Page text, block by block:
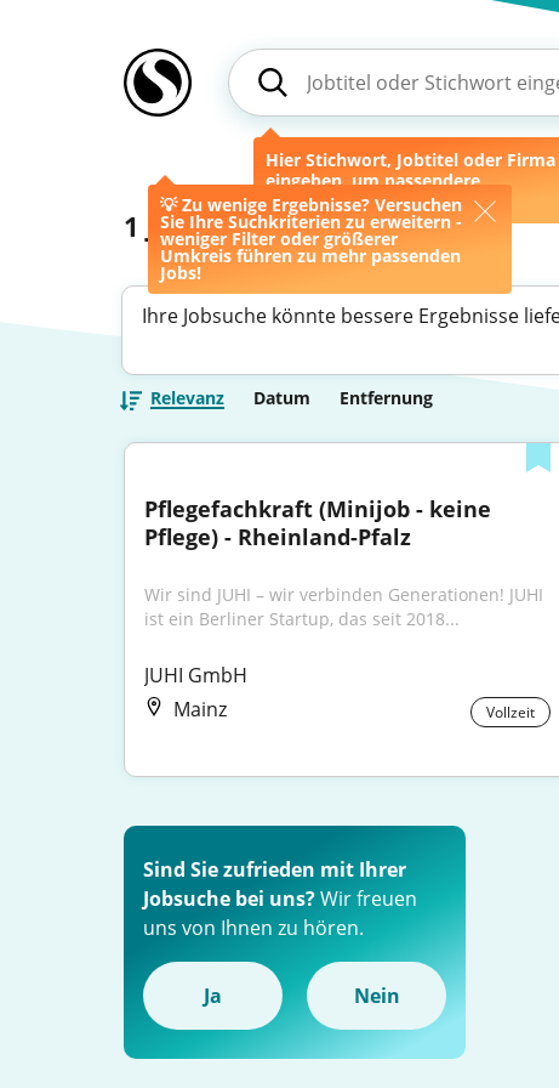
Hier Stichwort, Jobtitel oder Firma
eingeben, um passendere
Ergebnisse zu erhalten.
💡 Zu wenige Ergebnisse? Versuchen
Sie Ihre Suchkriterien zu erweitern -
weniger Filter oder größerer
Umkreis führen zu mehr passenden
Jobs!
1 Jobs
Ihre Jobsuche könnte bessere Ergebnisse
Relevanz Datum Entfernung
Pflegefachkraft (Minijob - keine
Pflege) - Rheinland-Pfalz
Wir sind JUHI – wir verbinden Generationen! JUHI
ist ein Berliner Startup, das seit 2018...
JUHI GmbH
Mainz
Vollzeit
Sind Sie zufrieden mit Ihrer
Jobsuche bei uns?Wir freuen
uns von Ihnen zu hören.
Ja Nein